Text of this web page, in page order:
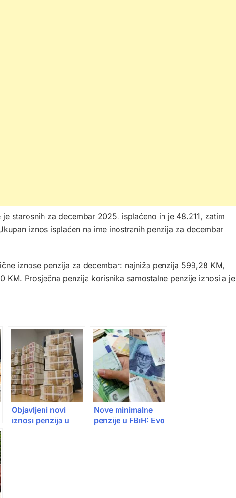
starosnih za decembar 2025. isplaćeno ih je 48.211, zatim
iznos isplaćen na ime inostranih penzija za decembar
iznose penzija za decembar: najniža penzija 599,28 KM,
KM. Prosječna penzija korisnika samostalne penzije iznosila je
Objavljeni novi
iznosi penzija u
Nove minimalne
penzije u FBiH: Evo